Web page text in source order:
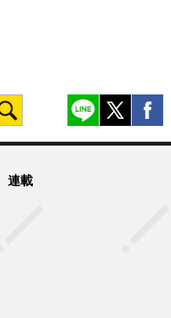
連載